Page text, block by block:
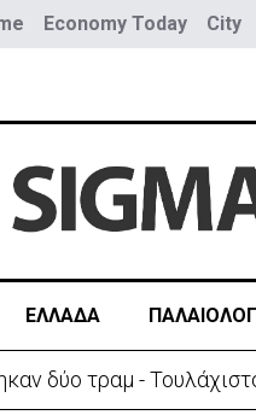
Economy Today City
ΕΛΛΑΔΑ
δύο τραμ -